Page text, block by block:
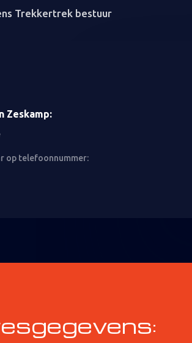
Trekkertrek bestuur
Zeskamp:
op telefoonnummer: